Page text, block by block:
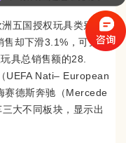
五国授权玩具类别销
售却下滑3.1%，可见授
具总销售额的28.
UEFA Nati– European
赛德斯奔驰（Mercede
大不同板块，显示出